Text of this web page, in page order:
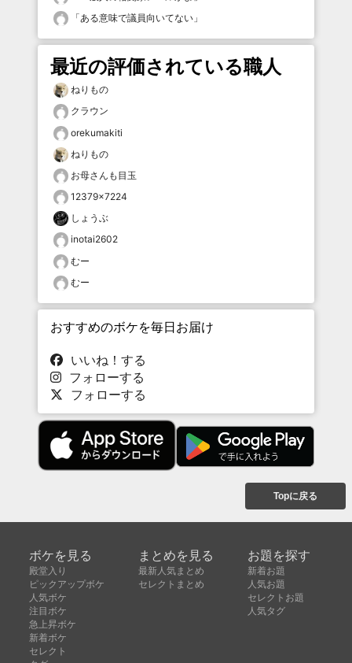
「ある意味で議員向いてない 」
最近の評価されている職人
ねりもの
クラウン
orekumakiti
ねりもの
お母さんも目玉
12379×7224
しょうぶ
inotai2602
むー
むー
おすすめのボケを毎日お届け
いいね！する
フォローする
フォローする
Topに戻る
ボケを見る
殿堂入り
ピックアップボケ
人気ボケ
注目ボケ
急上昇ボケ
新着ボケ
セレクト
まとめを見る
最新人気まとめ
セレクトまとめ
お題を探す
新着お題
人気お題
セレクトお題
人気タグ